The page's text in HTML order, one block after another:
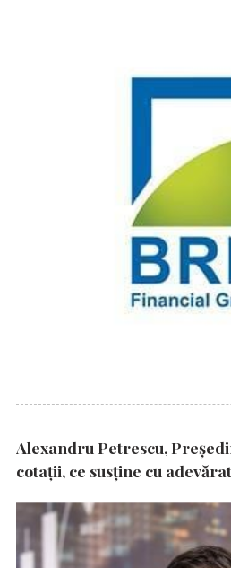
Alexandru Petrescu,
cotații, ce susține cu